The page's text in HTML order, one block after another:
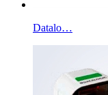
Datalo…